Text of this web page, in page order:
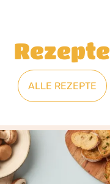
Rezepte
ALLE REZEPTE